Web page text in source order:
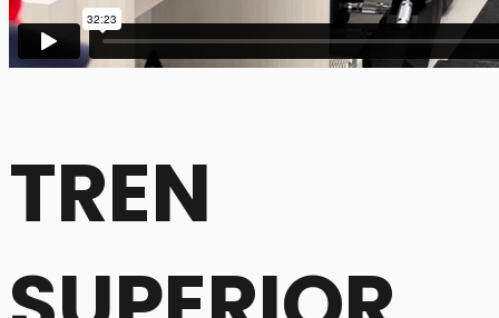
TREN